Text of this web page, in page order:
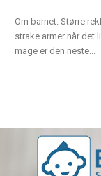
Om barnet: Større
strake armer når det
mage er den neste...